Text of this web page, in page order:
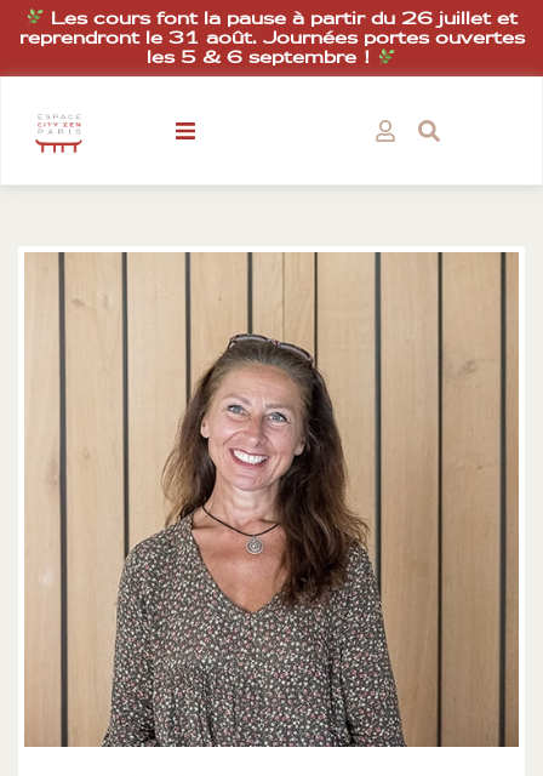
Les cours font la pause à partir du 26 juillet et
reprendront le 31 août. Journées portes ouvertes
les 5 & 6 septembre !